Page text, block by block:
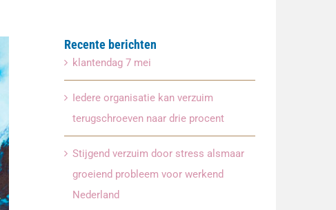
Recente berichten
klantendag 7 mei
Iedere organisatie kan verzuim
terugschroeven naar drie procent
Stijgend verzuim door stress alsmaar
groeiend probleem voor werkend
Nederland